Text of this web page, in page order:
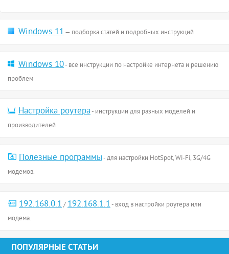
Windows 11— подборка статей и подробных инструкций
Windows 10- все инструкции по настройке интернета и решению
проблем
Настройка роутера- инструкции для разных моделей и
производителей
Полезные программы- для настройки HotSpot, Wi-Fi, 3G/4G
модемов.
192.168.0.1/192.168.1.1- вход в настройки роутера или
модема.
ПОПУЛЯРНЫЕ СТАТЬИ